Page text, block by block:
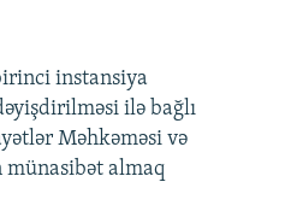
instansiya
ilə bağlı
Məhkəməsi və
münasibət almaq